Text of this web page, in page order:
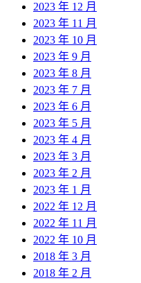
2023 年 12 月
2023 年 11 月
2023 年 10 月
2023 年 9 月
2023 年 8 月
2023 年 7 月
2023 年 6 月
2023 年 5 月
2023 年 4 月
2023 年 3 月
2023 年 2 月
2023 年 1 月
2022 年 12 月
2022 年 11 月
2022 年 10 月
2018 年 3 月
2018 年 2 月